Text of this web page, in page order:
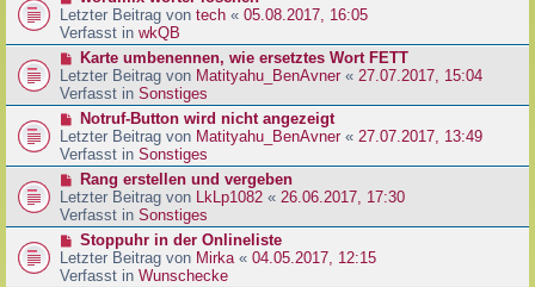
r
a
g
r
B
e
t
r
a
g
e
u
e
r
B
e
t
r
a
g
Letzter Beitrag von tech « 05.08.2017, 16:05
Verfasst in wkQB
N
e
u
e
r
B
e
t
r
a
g
Karte umbenennen, wie ersetztes Wort FETT
Letzter Beitrag von Matityahu_BenAvner « 27.07.2017, 15:04
Verfasst in Sonstiges
N
e
u
e
r
B
e
t
r
Notruf-Button wird nicht angezeigt
Letzter Beitrag von Matityahu_BenAvner« 27.07.2017, 13:49
Verfasst in Sonstiges
N
e
u
e
r
B
Rang erstellen und vergeben
Letzter Beitrag von LkLp1082 « 26.06.2017, 17:30
Verfasst in Sonstiges
N
e
u
Stoppuhr in der Onlineliste
Letzter Beitrag von Mirka« 04.05.2017, 12:15
Verfasst in Wunschecke